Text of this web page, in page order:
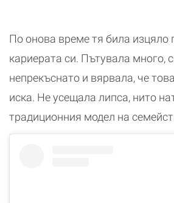
По онова време тя била изцяло
кариерата си. Пътувала много,
непрекъснато и вярвала, че
иска. Не усещала липса, нито
традиционния модел на